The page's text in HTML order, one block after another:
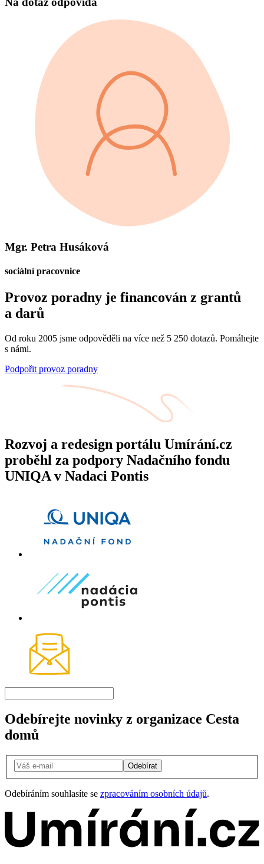
Mgr. Petra Husáková
sociální pracovnice
Provoz poradny je financován z grantů
a darů
Od roku 2005 jsme odpověděli na více než 5 250 dotazů. Pomáhejte
s námi.
Podpořit provoz poradny
Rozvoj a redesign portálu Umírání.cz
proběhl za podpory Nadačního fondu
UNIQA v Nadaci Pontis
Odebírejte novinky z organizace Cesta
domů
Odebírat
Odebíráním souhlasíte se zpracováním osobních údajů.